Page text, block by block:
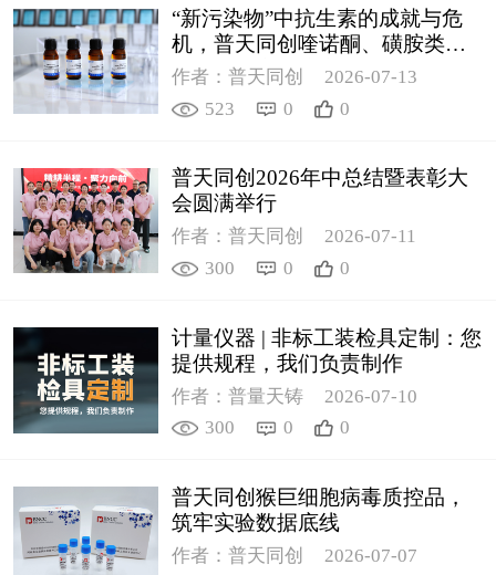
“新污染物”中抗生素的成就与危
机，普天同创喹诺酮、磺胺类质
控新品筑牢环境安全防线
作者：普天同创
2026-07-13
523
0 0
普天同创2026年中总结暨表彰大
会圆满举行
作者：普天同创
2026-07-11
300
0 0
计量仪器 | 非标工装检具定制：您
提供规程，我们负责制作
作者：普量天铸
2026-07-10
300
0 0
普天同创猴巨细胞病毒质控品，
筑牢实验数据底线
作者：普天同创
2026-07-07